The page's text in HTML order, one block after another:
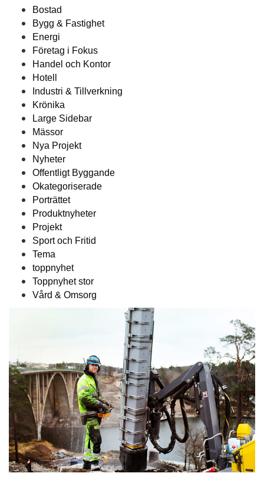
Bostad
Bygg & Fastighet
Energi
Företag i Fokus
Handel och Kontor
Hotell
Industri & Tillverkning
Krönika
Large Sidebar
Mässor
Nya Projekt
Nyheter
Offentligt Byggande
Okategoriserade
Porträttet
Produktnyheter
Projekt
Sport och Fritid
Tema
toppnyhet
Toppnyhet stor
Vård & Omsorg